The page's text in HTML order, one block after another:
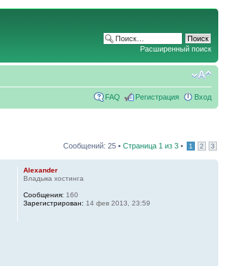
Расширенный поиск
FAQ Регистрация Вход
Сообщений: 25 • Страница 1 из 3 • 1 2 3
Alexander
Владыка хостинга
Сообщения: 160
Зарегистрирован: 14 фев 2013, 23:59